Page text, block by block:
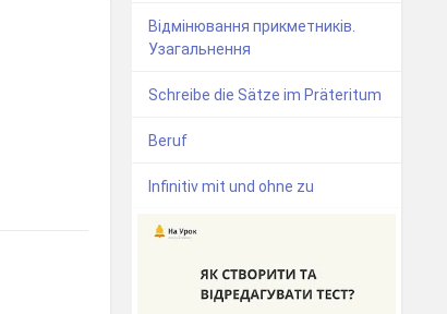
Відмінювання прикметників.
Узагальнення
Schreibe die Sätze im Präteritum
Beruf
Infinitiv mit und ohne zu